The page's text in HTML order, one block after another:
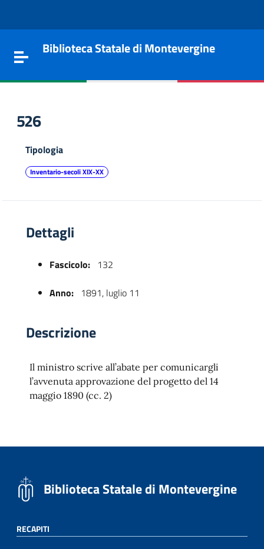
Toggle navigation
Biblioteca Statale di Montevergine
526
Tipologia
Inventario-secoli XIX-XX
Dettagli
Fascicolo: 132
Anno: 1891, luglio 11
Descrizione
Il ministro scrive all’abate per comunicargli
l’avvenuta approvazione del progetto del 14
maggio 1890 (cc. 2)
Biblioteca Statale di Montevergine
RECAPITI